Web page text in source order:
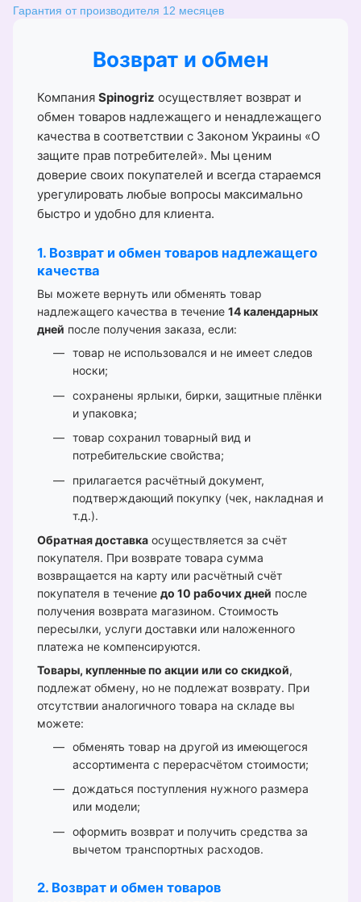
Гарантия от производителя 12 месяцев
Возврат и обмен
Компания Spinogriz осуществляет возврат и
обмен товаров надлежащего и ненадлежащего
качества в соответствии с Законом Украины «О
защите прав потребителей». Мы ценим
доверие своих покупателей и всегда стараемся
урегулировать любые вопросы максимально
быстро и удобно для клиента.
1. Возврат и обмен товаров надлежащего
качества
Вы можете вернуть или обменять товар
надлежащего качества в течение 14 календарных
дней после получения заказа, если:
товар не использовался и не имеет следов
носки;
сохранены ярлыки, бирки, защитные плёнки
и упаковка;
товар сохранил товарный вид и
потребительские свойства;
прилагается расчётный документ,
подтверждающий покупку (чек, накладная и
т.д.).
Обратная доставка осуществляется за счёт
покупателя. При возврате товара сумма
возвращается на карту или расчётный счёт
покупателя в течение до 10 рабочих дней после
получения возврата магазином. Стоимость
пересылки, услуги доставки или наложенного
платежа не компенсируются.
Товары, купленные по акции или со скидкой,
подлежат обмену, но не подлежат возврату. При
отсутствии аналогичного товара на складе вы
можете:
обменять товар на другой из имеющегося
ассортимента с перерасчётом стоимости;
дождаться поступления нужного размера
или модели;
оформить возврат и получить средства за
вычетом транспортных расходов.
2. Возврат и обмен товаров